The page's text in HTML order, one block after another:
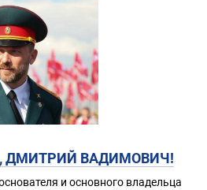
ДМИТРИЙ ВАДИМОВИЧ!
и основного владельца